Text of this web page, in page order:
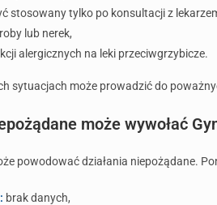
stosowany tylko po konsultacji z
lub nerek,
alergicznych na leki przeciwgrzybicze.
sytuacjach może prowadzić do
może wywołać
powodować działania niepożądane.
brak danych,